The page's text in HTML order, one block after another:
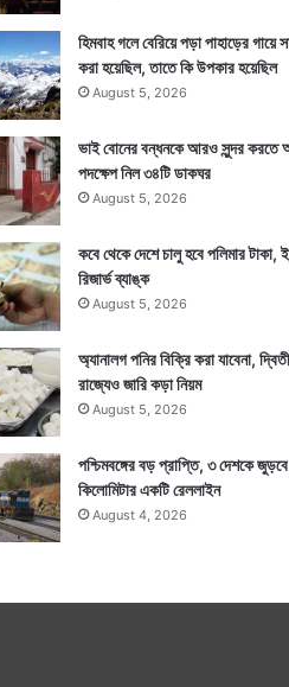
হিমবাহ গলে বেরিয়ে পড়া পাহাড়ের গায়ে
করা হয়েছিল, তাতে কি উপকার হয়েছিল
August 5, 2026
ভাই বোনের বন্ধনকে আরও সুন্দর করতে
পদক্ষেপ নিল ৩৪টি ডাকঘর
August 5, 2026
কবে থেকে দেশে চালু হবে পলিমার টাকা,
রিজার্ভ ব্যাঙ্ক
August 5, 2026
অ্যানালগ পনির বিক্রি করা যাবেনা,
রাজ্যেও জারি কড়া নিয়ম
August 5, 2026
পশ্চিমবঙ্গের বড় প্রাপ্তি, ৩ দেশকে
কিলোমিটার একটি রেললাইন
August 4, 2026